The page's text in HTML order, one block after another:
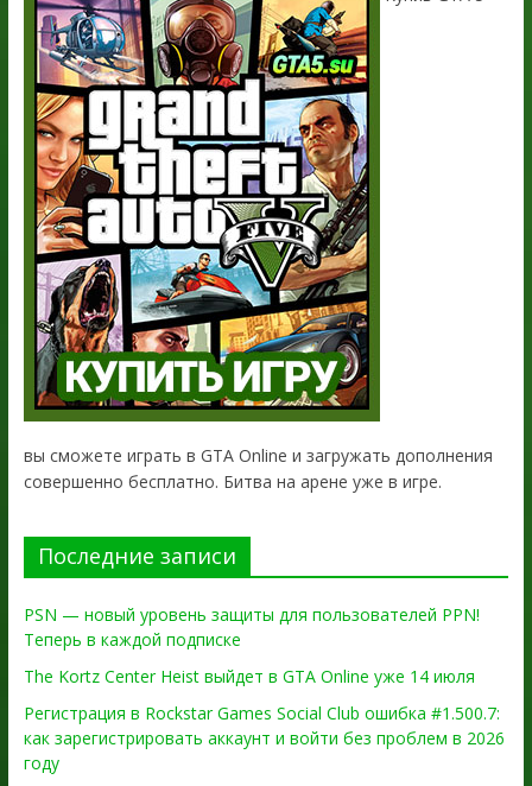
вы сможете играть в GTA Online и загружать дополнения
совершенно бесплатно. Битва на арене уже в игре.
Последние записи
PSN — новый уровень защиты для пользователей PPN!
Теперь в каждой подписке
The Kortz Center Heist выйдет в GTA Online уже 14 июля
Регистрация в Rockstar Games Social Club ошибка #1.500.7:
как зарегистрировать аккаунт и войти без проблем в 2026
году